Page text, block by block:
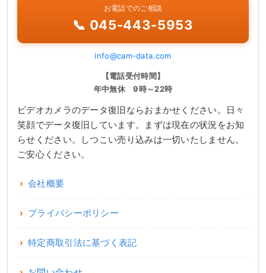
お電話でのご相談
📞 045-443-5953
info@cam-data.com
【電話受付時間】
年中無休 9時～22時
ビデオカメラのデータ復旧ならおまかせください。日々
笑顔でデータ復旧しています。まずは現在の状況をお知
らせください。しつこい売り込みは一切いたしません。
ご安心ください。
会社概要
プライバシーポリシー
特定商取引法に基づく表記